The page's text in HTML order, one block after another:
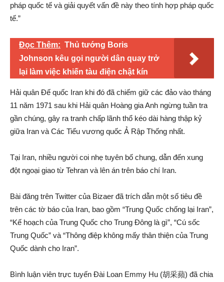
pháp quốc tế và giải quyết vấn đề này theo tính hợp pháp quốc
tế.”
Đọc Thêm: Thủ tướng Boris
Johnson kêu gọi người dân quay trở
lại làm việc khiến tàu điện chật kín
Hải quân Đế quốc Iran khi đó đã chiếm giữ các đảo vào tháng
11 năm 1971 sau khi Hải quân Hoàng gia Anh ngừng tuần tra
gần chúng, gây ra tranh chấp lãnh thổ kéo dài hàng thập kỷ
giữa Iran và Các Tiểu vương quốc Ả Rập Thống nhất.
Tại Iran, nhiều người coi nhẹ tuyên bố chung, dẫn đến xung
đột ngoại giao từ Tehran và lên án trên báo chí Iran.
Bài đăng trên Twitter của Bizaer đã trích dẫn một số tiêu đề
trên các tờ báo của Iran, bao gồm “Trung Quốc chống lại Iran”,
“Kế hoạch của Trung Quốc cho Trung Đông là gì”, “Cú sốc
Trung Quốc” và “Thông điệp không mấy thân thiện của Trung
Quốc dành cho Iran”.
Bình luận viên trực tuyến Đài Loan Emmy Hu (胡采蘋) đã chia